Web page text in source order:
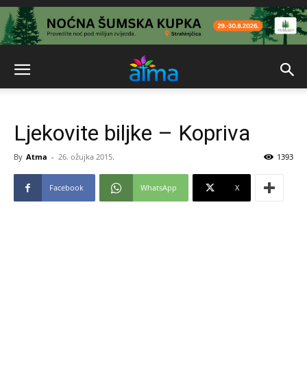
Ljekovite biljke – Kopriva
By Atma - 26. ožujka 2015. 1393
Facebook WhatsApp X